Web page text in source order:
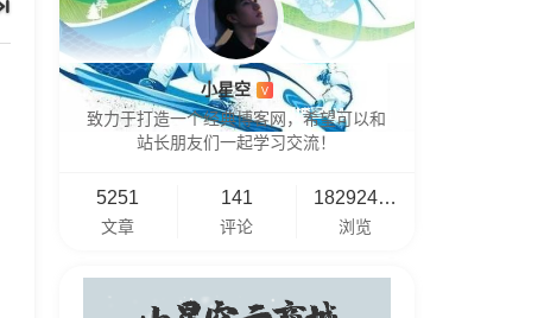
小星空 V
致力于打造一个经典博客网，希望可以和
站长朋友们一起学习交流！
5251
文章
141
评论
18292461
浏览